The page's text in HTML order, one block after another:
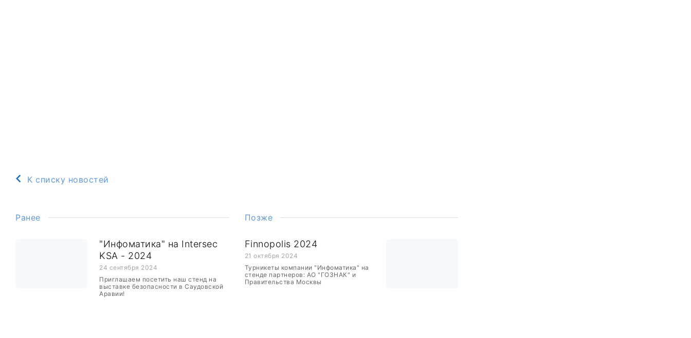
К списку новостей
Ранее
"Инфоматика" на Intersec
KSA - 2024
24 сентября 2024
Приглашаем посетить наш стенд на
выставке безопасности в Саудовской
Аравии!
Позже
Finnopolis 2024
21 октября 2024
Турникеты компании "Инфоматика" на
стенде партнеров: АО "ГОЗНАК" и
Правительства Москвы